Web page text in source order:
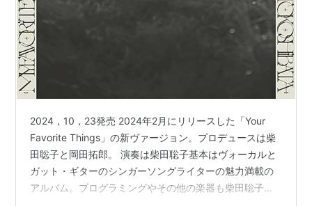
アーティスト:井手健介と母船
ード
発売日:2015/08/19
メディア:CD
この商品を含むブログを見る
2024，10，23発売 2024年2月にリリースした「Your
Favorite Things」の新ヴァージョン。プロデュースは柴
田聡子と岡田拓郎。 演奏は柴田聡子基本はヴォーカルと
ガット・ギターのシンガーソングライターの魅力満載の
アルバム。プログラミングやその他の楽器も柴田聡子が